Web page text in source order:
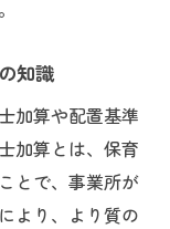
知識
加算や配置基準
加算とは、保育
とで、事業所が
より、より質の